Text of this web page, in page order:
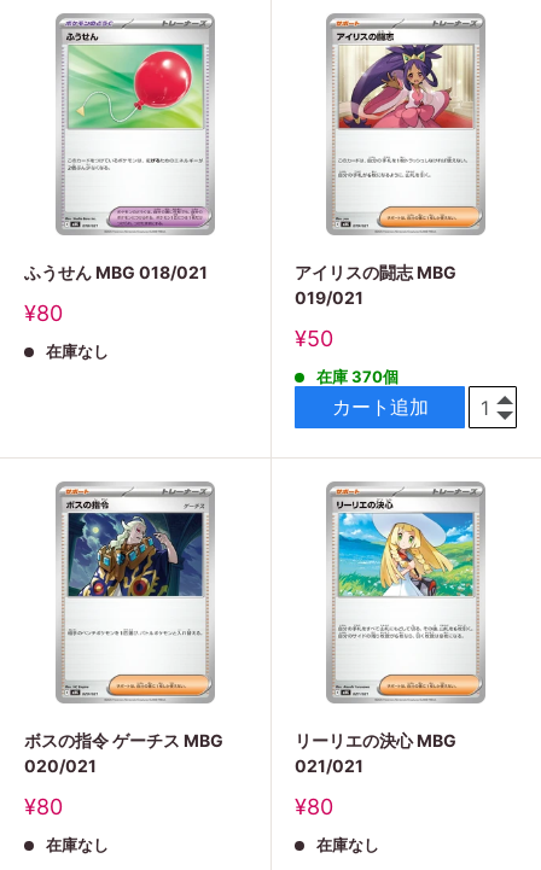
ふうせん MBG 018/021
販
価
¥80
在庫なし
アイリスの闘志 MBG
019/021
販
価
¥50
在庫 370個
カート追加
ボスの指令 ゲーチス MBG
020/021
販
価
¥80
在庫なし
リーリエの決心 MBG
021/021
販
価
¥80
在庫なし